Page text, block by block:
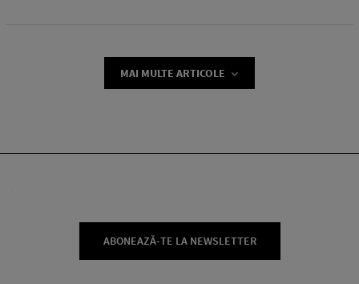
MAI MULTE ARTICOLE
ABONEAZĂ-TE LA NEWSLETTER